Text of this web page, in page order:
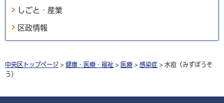
しごと・産業
区政情報
中央区トップページ > 健康・医療・福祉 > 医療 > 感染症 > 水痘（みずぼうそ
う）